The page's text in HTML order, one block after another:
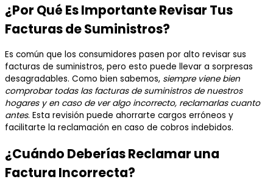
¿Por Qué Es Importante Revisar Tus
Facturas de Suministros?
Es común que los consumidores pasen por alto revisar sus
facturas de suministros, pero esto puede llevar a sorpresas
desagradables. Como bien sabemos, siempre viene bien
comprobar todas las facturas de suministros de nuestros
hogares y en caso de ver algo incorrecto, reclamarlas cuanto
antes. Esta revisión puede ahorrarte cargos erróneos y
facilitarte la reclamación en caso de cobros indebidos.
¿Cuándo Deberías Reclamar una
Factura Incorrecta?